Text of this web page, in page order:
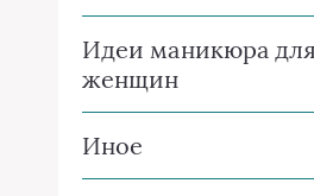
Идеи маникюра
женщин
Иное